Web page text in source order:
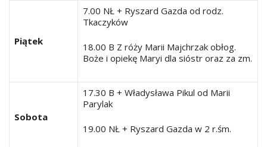
Piątek
7.00 NŁ + Ryszard Gazda od rodz.
Tkaczyków
18.00 B Z róży Marii Majchrzak obłog.
Boże i opiekę Maryi dla sióstr oraz za zm.
Sobota
17.30 B + Władysława Pikul od Marii
Parylak
19.00 NŁ + Ryszard Gazda w 2 r.śm.